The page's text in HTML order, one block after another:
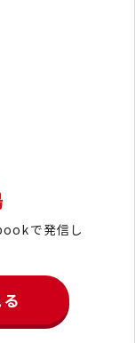
で発信し